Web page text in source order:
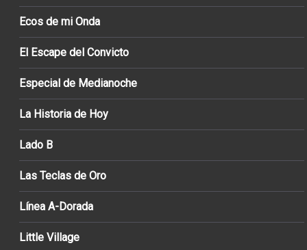
Ecos de mi Onda
El Escape del Convicto
Especial de Medianoche
La Historia de Hoy
Lado B
Las Teclas de Oro
Línea A-Dorada
Little Village